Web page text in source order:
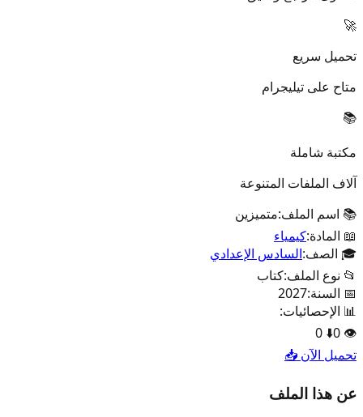
🚀
تحميل سريع
متاح على تيليجرام
📚
مكتبة شاملة
آلاف الملفات المتنوعة
📚 اسم الملف:متميزين
📖 المادة:كيمياء
🎓 الصف:السادس الإعدادي
📂 نوع الملف:كتاب
📅 السنة:2027
📊 الإحصائيات:
👁️
0
⬇️
0
تحميل الآن 📥
عن هذا الملف